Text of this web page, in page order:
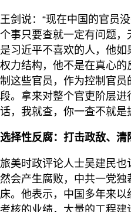
王剑说：“现在中国的官员
个事只要查就一定有问题
是习近平不喜欢的人，他
权力结构，他不是在真心
制这些官员，作为控制官
段。拿来对整个官吏阶层进
话，我就查，你一查不就是
选择性反腐：打击政敌、清
旅美时政评论人士吴建民
然会产生腐败，中共一党独
床。他表示，中国多年来
考核的业绩，大量的工程建